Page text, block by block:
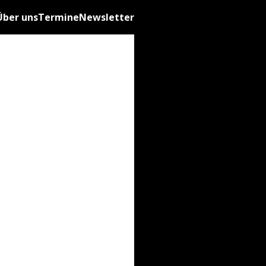
unsTermineNewsletter